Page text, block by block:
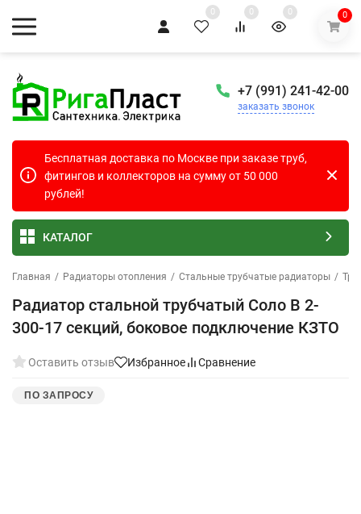
0 0 0 0
+7 (991) 241-42-00
заказать звонок
Бесплатная доставка по Москве при заказе труб,
фитингов и коллекторов на сумму от 50 000
рублей!
КАТАЛОГ
Главная / Радиаторы отопления / Стальные трубчатые радиаторы /
Радиатор стальной трубчатый Соло В 2-
300-17 секций, боковое подключение КЗТО
Оставить отзыв Избранное Сравнение
ПО ЗАПРОСУ